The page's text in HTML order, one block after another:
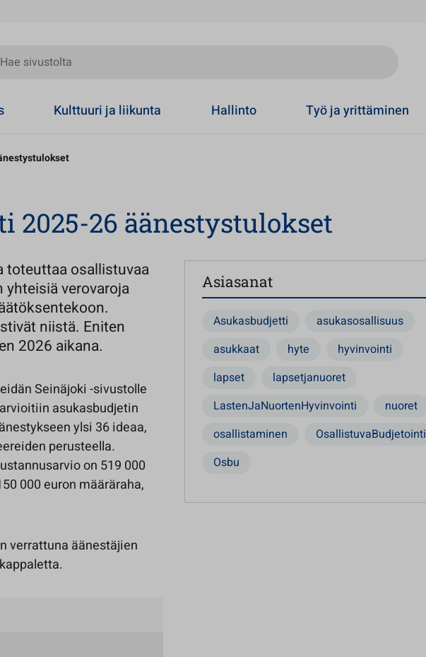
Kulttuuri ja liikunta Hallinto Työ ja yrittäminen
2025-26 äänestystulokset
toteuttaa osallistuvaa
verovaroja
niistä. Eniten
2026 aikana.
Seinäjoki -sivustolle
asukasbudjetin
ylsi 36 ideaa,
perusteella.
on 519 000
000 euron määräraha,
verrattuna äänestäjien
Asiasanat
Asukasbudjetti
asukasosallisuus
asukkaat
hyte
hyvinvointi
lapset
lapsetjanuoret
LastenJaNuortenHyvinvointi
nuoret
osallistaminen
OsallistuvaBudjetointi
Osbu